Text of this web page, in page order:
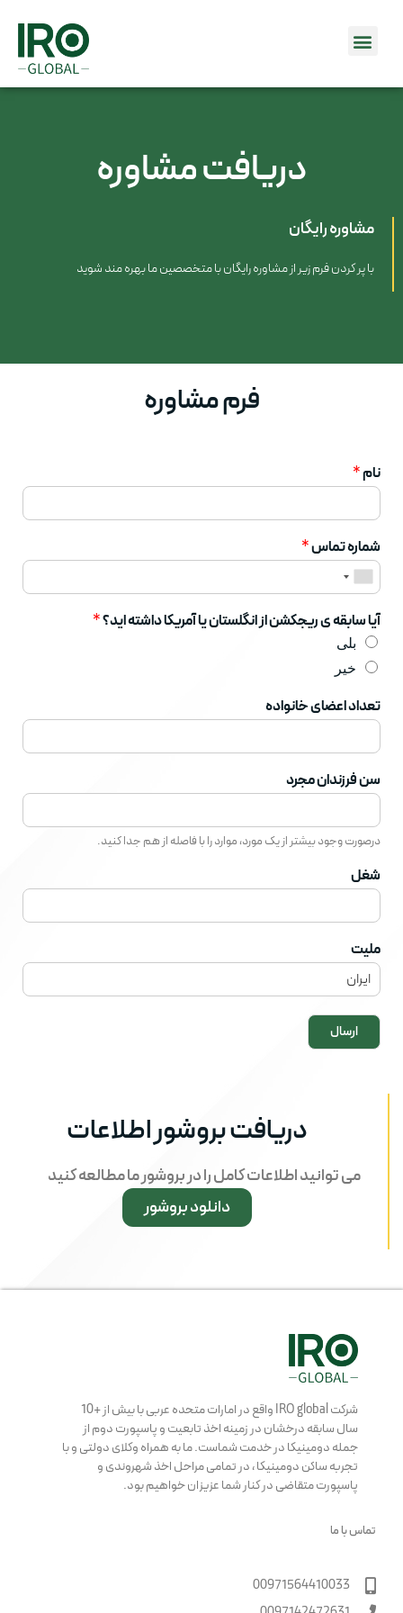
دریافت مشاوره
مشاوره رایگان
با پر کردن فرم زیر از مشاوره رایگان با متخصصین ما بهره مند شوید
فرم مشاوره
نام*
شماره تماس*
آیا سابقه ی ریجکشن از انگلستان یا آمریکا داشته اید؟*
بلی
خیر
تعداد اعضای خانواده
سن فرزندان مجرد
درصورت وجود بیشتر از یک مورد، موارد را با فاصله از هم جدا کنید.
شغل
ملیت
ارسال
دریافت بروشور اطلاعات
می توانید اطلاعات کامل را در بروشور ما مطالعه کنید
دانلود بروشور
شرکت IRO global واقع در امارات متحده عربی با بیش از +10
سال سابقه درخشان در زمینه اخذ تابعیت و پاسپورت دوم از
جمله دومینیکا در خدمت شماست. ما به همراه وکلای دولتی و با
تجربه ساکن دومینیکا ، در تمامی مراحل اخذ شهروندی و
پاسپورت متقاضی در کنار شما عزیزان خواهیم بود.
تماس با ما
00971564410033